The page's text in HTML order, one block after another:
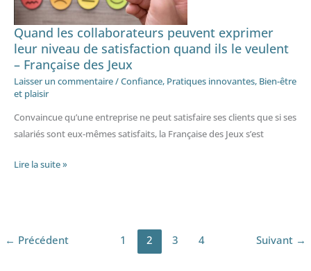
Quand les collaborateurs peuvent exprimer
leur niveau de satisfaction quand ils le veulent
– Française des Jeux
Laisser un commentaire/Confiance, Pratiques innovantes, Bien-être
et plaisir
Convaincue qu’une entreprise ne peut satisfaire ses clients que si ses
salariés sont eux-mêmes satisfaits, la Française des Jeux s’est
niveau
de
satisfaction
quand
ils
le
veulent
des
Lire la suite »
← Précédent 1 2 3 4 Suivant →